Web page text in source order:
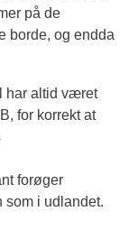
på de
borde, og endda
har altid været
for korrekt at
forøger
som i udlandet.